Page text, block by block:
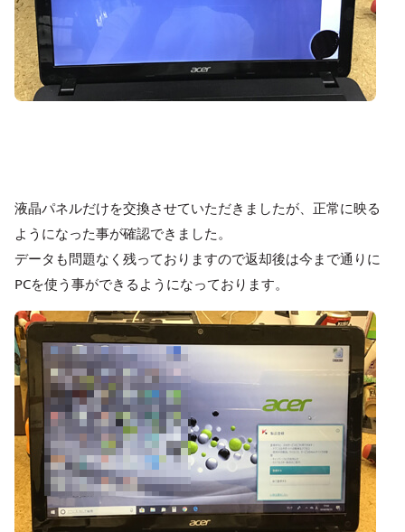
液晶パネルだけを交換させていただきましたが、正常に映る
ようになった事が確認できました。
データも問題なく残っておりますので返却後は今まで通りに
PCを使う事ができるようになっております。